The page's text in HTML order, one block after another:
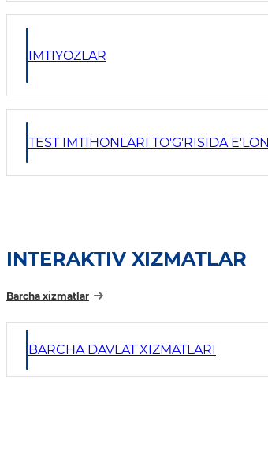
IMTIYOZLAR
TEST IMTIHONLARI TO'G'RISIDA E'LON
INTERAKTIV XIZMATLAR
Barcha xizmatlar
BARCHA DAVLAT XIZMATLARI